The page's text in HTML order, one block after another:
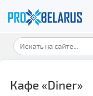
Кафе «Diner»